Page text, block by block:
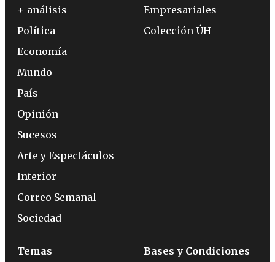
+ análisis
Política
Economía
Mundo
País
Opinión
Sucesos
Arte y Espectáculos
Interior
Correo Semanal
Sociedad
Empresariales
Colección ÚH
Temas Bases y Condiciones